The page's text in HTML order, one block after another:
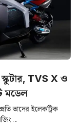
TVS X ও
মডেল
তাদের ইলেকট্রিক
...